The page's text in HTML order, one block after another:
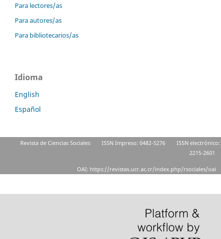
Para lectores/as
Para autores/as
Para bibliotecarios/as
Idioma
English
Español
Revista de Ciencias Sociales ISSN Impreso: 0482-5276
ISSN electrónico:
2215-2601
OAI: https://revistas.ucr.ac.cr/index.php/rsociales/oai